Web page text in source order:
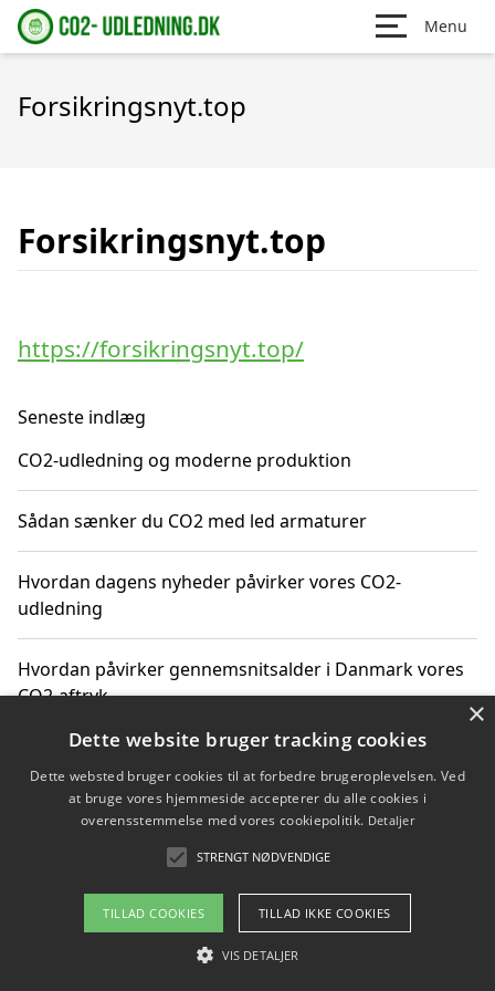
Menu
Forsikringsnyt.top
Forsikringsnyt.top
https://forsikringsnyt.top/
Seneste indlæg
CO2-udledning og moderne produktion
Sådan sænker du CO2 med led armaturer
Hvordan dagens nyheder påvirker vores CO2-
udledning
Hvordan påvirker gennemsnitsalder i Danmark vores
CO2-aftryk
Hvordan nyheder om CO2-udledning påvirker vores
hverdag
Om / kontakt
Blog Betingelser
×
Dette website bruger tracking cookies
Dette websted bruger cookies til at forbedre brugeroplevelsen. Ved
at bruge vores hjemmeside accepterer du alle cookies i
overensstemmelse med vores cookiepolitik. Detaljer
STRENGT NØDVENDIGE
TILLAD COOKIES TILLAD IKKE COOKIES
VIS DETALJER